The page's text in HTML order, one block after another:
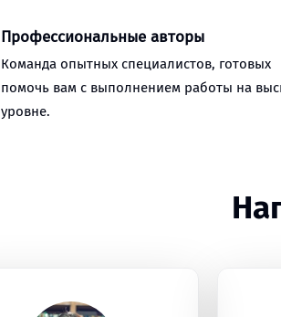
Профессиональные авторы
Команда опытных специалистов, готовых
помочь вам с выполнением работы на
уровне.